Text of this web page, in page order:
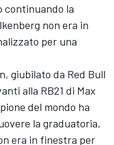
continuando la
non era in
per una
giubilato da Red Bull
alla RB21 di Max
del mondo ha
la graduatoria,
era in finestra per